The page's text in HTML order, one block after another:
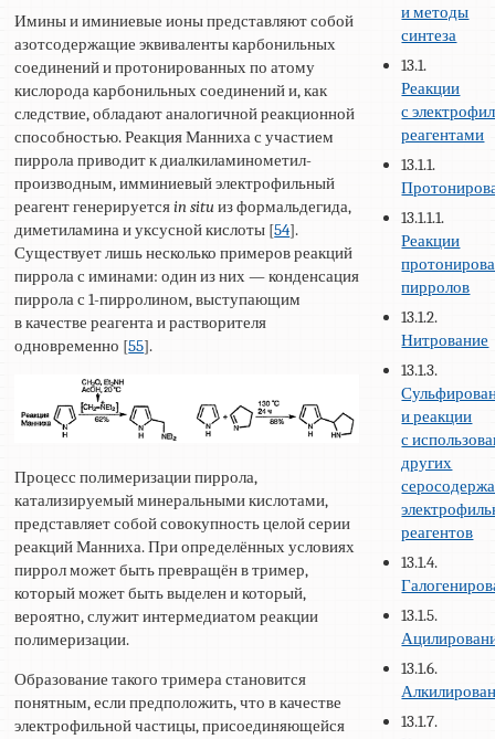
Имины и иминиевые ионы представляют собой
азотсодержащие эквиваленты карбонильных
соединений и протонированных по атому
кислорода карбонильных соединений и, как
следствие, обладают аналогичной реакционной
способностью. Реакция Манниха с участием
пиррола приводит к диалкиламинометил-
производным, имминиевый электрофильный
реагент генерируетсяin situ из формальдегида,
диметиламина и уксусной кислоты [54].
Существует лишь несколько примеров реакций
пиррола с иминами: один из них — конденсация
пиррола с 1-пирролином, выступающим
в качестве реагента и растворителя
одновременно [55].
Процесс полимеризации пиррола,
катализируемый минеральными кислотами,
представляет собой совокупность целой серии
реакций Манниха. При определённых условиях
пиррол может быть превращён в тример,
который может быть выделен и который,
вероятно, служит интермедиатом реакции
полимеризации.
Образование такого тримера становится
понятным, если предположить, что в качестве
электрофильной частицы, присоединяющейся
и методы
синтеза
13.1.
Реакции
с
реагентами
13.1.1.
13.1.1.1.
Реакции
пирролов
13.1.2.
Нитрование
13.1.3.
и реакции
с
других
реагентов
13.1.4.
13.1.5.
13.1.6.
13.1.7.